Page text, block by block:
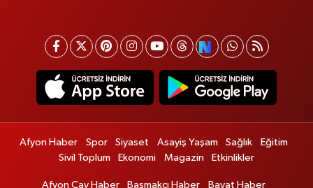
Afyon Haber Spor Siyaset Asayiş Yaşam Sağlık
Eğitim
Sivil Toplum
Ekonomi Magazin Etkinlikler
Afyon Çay Haber Başmakçı Haber Bayat Haber